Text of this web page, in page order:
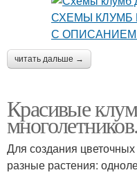
читать дальше →
Красивые
Для создания
разные растения: